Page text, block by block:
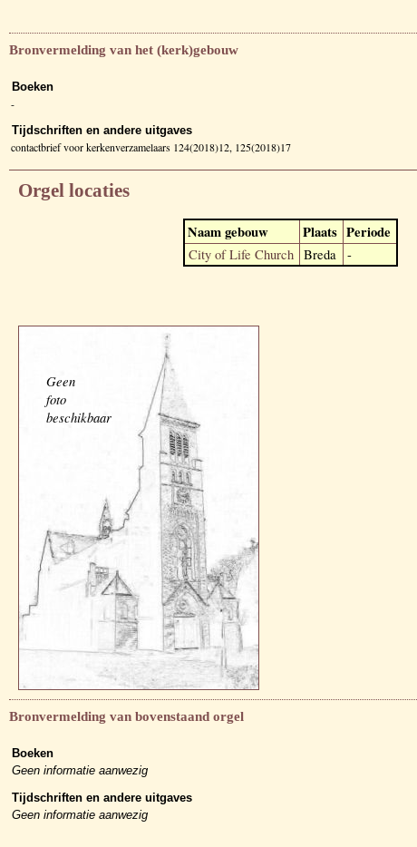
Bronvermelding van het (kerk)gebouw
Boeken
-
Tijdschriften en andere uitgaves
contactbrief voor kerkenverzamelaars 124(2018)12, 125(2018)17
Orgel locaties
Naam gebouw Plaats Periode
City of Life Church Breda -
Geen
foto
beschikbaar
Bronvermelding van bovenstaand orgel
Boeken
Geen informatie aanwezig
Tijdschriften en andere uitgaves
Geen informatie aanwezig